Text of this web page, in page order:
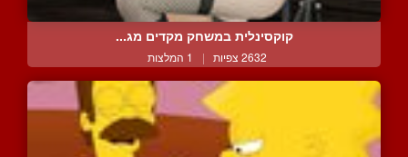
קוקסינלית במשחק מקדים מג...
2632 צפיות | 1 המלצות